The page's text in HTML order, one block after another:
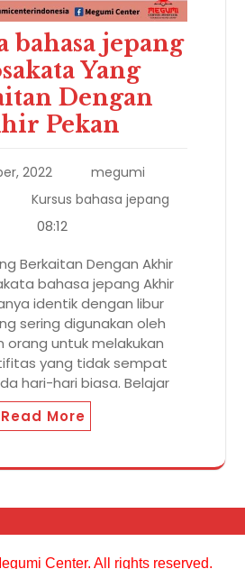
bahasa jepang
Yang
Dengan
Pekan
2022
megumi
Kursus bahasa jepang
08:12
Berkaitan Dengan Akhir
bahasa jepang Akhir
identik dengan libur
sering digunakan oleh
orang untuk melakukan
yang tidak sempat
hari-hari biasa. Belajar
Read More
Center. All rights reserved.